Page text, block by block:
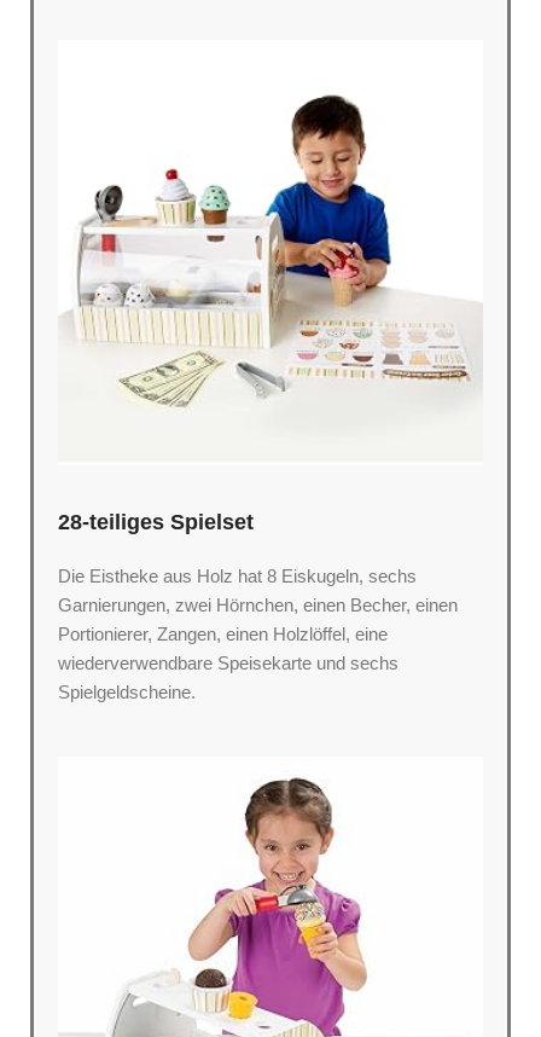
28-teiliges Spielset
Die Eistheke aus Holz hat 8 Eiskugeln, sechs
Garnierungen, zwei Hörnchen, einen Becher, einen
Portionierer, Zangen, einen Holzlöffel, eine
wiederverwendbare Speisekarte und sechs
Spielgeldscheine.